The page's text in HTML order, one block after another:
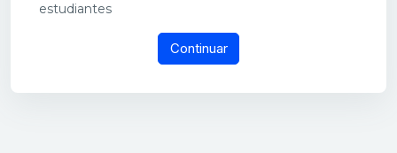
estudiantes
Continuar